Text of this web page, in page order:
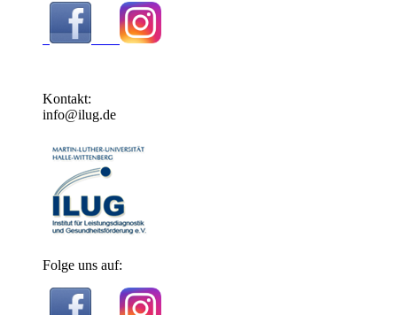
Kontakt:
info@ilug.de
Folge uns auf: